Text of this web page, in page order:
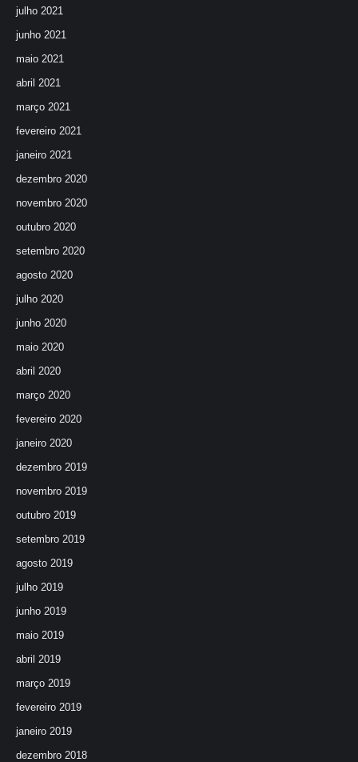
julho 2021
junho 2021
maio 2021
abril 2021
março 2021
fevereiro 2021
janeiro 2021
dezembro 2020
novembro 2020
outubro 2020
setembro 2020
agosto 2020
julho 2020
junho 2020
maio 2020
abril 2020
março 2020
fevereiro 2020
janeiro 2020
dezembro 2019
novembro 2019
outubro 2019
setembro 2019
agosto 2019
julho 2019
junho 2019
maio 2019
abril 2019
março 2019
fevereiro 2019
janeiro 2019
dezembro 2018